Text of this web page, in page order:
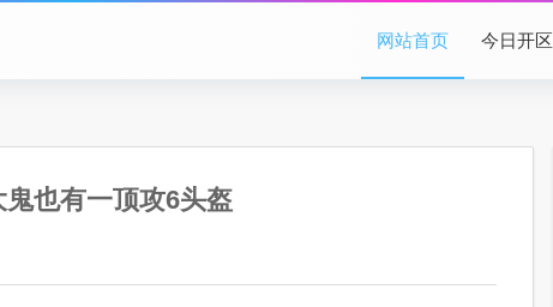
网站首页 今日开区
也有一顶攻6头盔